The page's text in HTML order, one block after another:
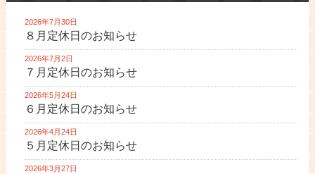
2026年7月30日
８月定休日のお知らせ
2026年7月2日
７月定休日のお知らせ
2026年5月24日
６月定休日のお知らせ
2026年4月24日
５月定休日のお知らせ
2026年3月27日